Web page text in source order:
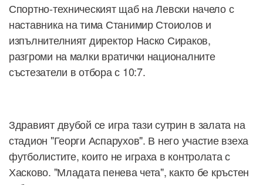
Спортно-техническият щаб на Левски начело с
наставника на тима Станимир Стоиолов и
изпълнителният директор Наско Сираков,
разгроми на малки вратички националните
състезатели в отбора с 10:7.
Здравият двубой се игра тази сутрин в залата на
стадион "Георги Аспарухов". В него участие взеха
футболистите, които не играха в контролата с
Хасково. "Младата пенева чета", както бе кръстен